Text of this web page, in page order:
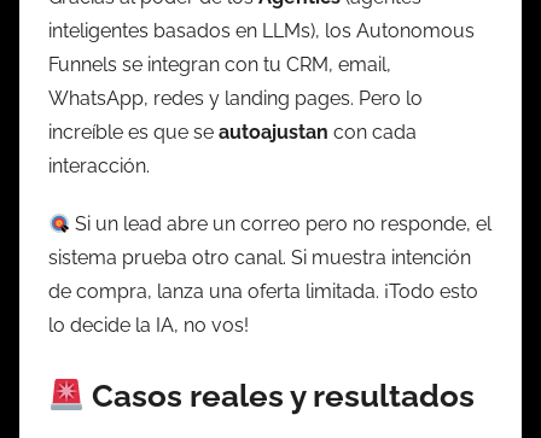
inteligentes basados en LLMs), los Autonomous
Funnels se integran con tu CRM, email,
WhatsApp, redes y landing pages. Pero lo
increíble es que se autoajustan con cada
interacción.
Si un lead abre un correo pero no responde, el
sistema prueba otro canal. Si muestra intención
de compra, lanza una oferta limitada. ¡Todo esto
lo decide la IA, no vos!
Casos reales y resultados